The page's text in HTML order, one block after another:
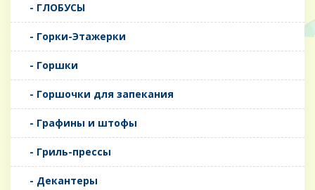
- ГЛОБУСЫ
- Горки-Этажерки
- Горшки
- Горшочки для запекания
- Графины и штофы
- Гриль-прессы
- Декантеры